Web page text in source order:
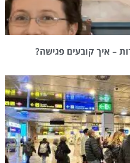
– איך קובעים פגישה?